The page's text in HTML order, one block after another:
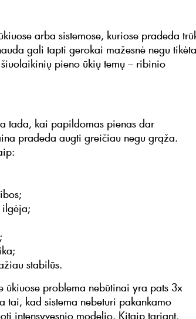
arba sistemose, kuriose pradeda
gali tapti gerokai mažesnė negu
pieno ūkių temų – ribinio
tada, kai papildomas pienas dar
pradeda augti greičiau negu grąža.
ilgėja;
stabilūs.
ūkiuose problema nebūtinai yra pats 3x
tai, kad sistema nebeturi pakankamo
intensyvesnio modelio. Kitaip tariant,